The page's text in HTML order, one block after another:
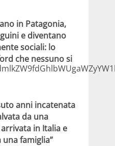
in Patagonia,
e diventano
sociali: lo
che nessuno si
anni incatenata
da una
in Italia e
famiglia”